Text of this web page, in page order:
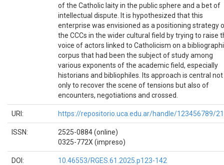
of the Catholic laity in the public sphere and a bet of
intellectual dispute. It is hypothesized that this
enterprise was envisioned as a positioning strategy
the CCCs in the wider cultural field by trying to raise
voice of actors linked to Catholicism on a
corpus that had been the subject of study among
various exponents of the academic field, especially
historians and bibliophiles. Its approach is central not
only to recover the scene of tensions but also of
encounters, negotiations and crossed.
URI: https://repositorio.uca.edu.ar/handle/123456789/
ISSN:
2525-0884 (online)
0325-772X (impreso)
DOI: 10.46553/RGES.61.2025.p123-142